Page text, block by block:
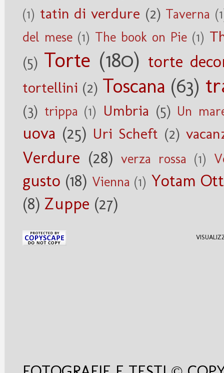
(1) tatin di verdure (2) Taverna
del mese (1) The book on Pie (1)
(5) Torte (180) torte
tortellini (2) Toscana (63)
(3) trippa (1) Umbria (5) Un
uova (25) Uri Scheft (2)
Verdure (28) verza rossa (1)
gusto (18) Vienna (1) Yotam
(8) Zuppe (27)